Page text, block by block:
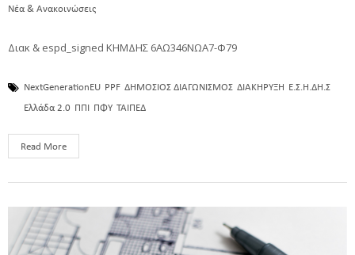
Νέα & Ανακοινώσεις
Διακ & espd_signed ΚΗΜΔΗΣ 6ΑΩ346ΝΩΑ7-Φ79
NextGenerationEU PPF ΔΗΜΟΣΙΟΣ ΔΙΑΓΩΝΙΣΜΟΣ ΔΙΑΚΗΡΥΞΗ Ε.Σ.Η.ΔΗ.Σ
Ελλάδα 2.0 ΠΠΙ ΠΦΥ ΤΑΙΠΕΔ
Read More